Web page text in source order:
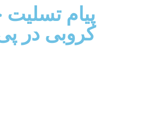
پیام
کروبی در